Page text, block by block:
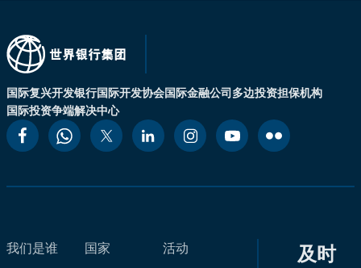
国际复兴开发银行国际开发协会国际金融公司多边投资担保机构
国际投资争端解决中心
我们是谁
国家
活动
及时